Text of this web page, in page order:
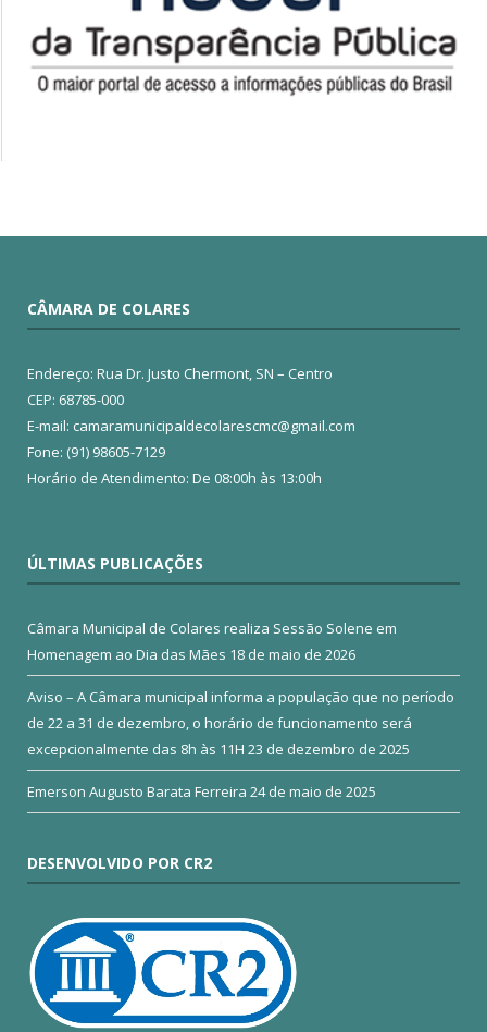
CÂMARA DE COLARES
Endereço: Rua Dr. Justo Chermont, SN – Centro
CEP: 68785-000
E-mail: camaramunicipaldecolarescmc@gmail.com
Fone: (91) 98605-7129
Horário de Atendimento: De 08:00h às 13:00h
ÚLTIMAS PUBLICAÇÕES
Câmara Municipal de Colares realiza Sessão Solene em
Homenagem ao Dia das Mães 18 de maio de 2026
Aviso – A Câmara municipal informa a população que no período
de 22 a 31 de dezembro, o horário de funcionamento será
excepcionalmente das 8h às 11H 23 de dezembro de 2025
Emerson Augusto Barata Ferreira 24 de maio de 2025
DESENVOLVIDO POR CR2